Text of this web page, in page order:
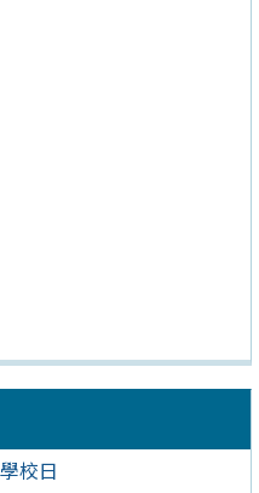
校日